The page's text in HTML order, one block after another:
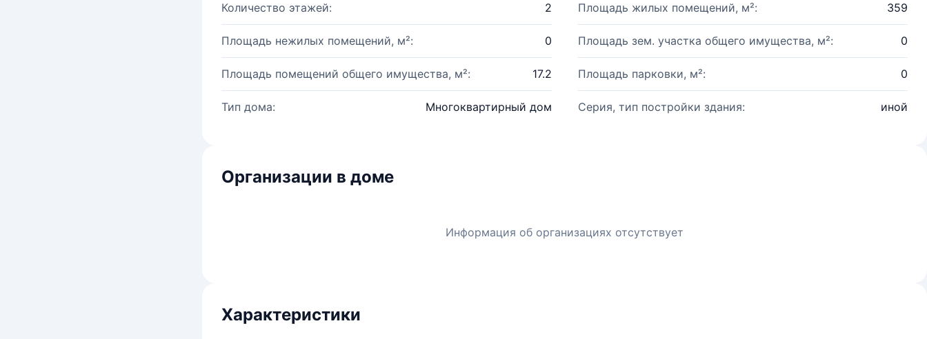
Количество этажей: 2 Площадь жилых помещений, м²: 359
Площадь нежилых помещений, м²: 0 Площадь зем. участка общего имущества, м²: 0
Площадь помещений общего имущества, м²: 17.2 Площадь парковки, м²: 0
Тип дома: Многоквартирный дом Серия, тип постройки здания: иной
Организации в доме
Информация об организациях отсутствует
Характеристики